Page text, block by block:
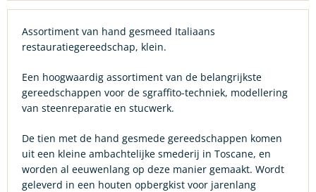
Assortiment van hand gesmeed Italiaans
restauratiegereedschap, klein.
Een hoogwaardig assortiment van de belangrijkste
gereedschappen voor de sgraffito-techniek, modellering
van steenreparatie en stucwerk.
De tien met de hand gesmede gereedschappen komen
uit een kleine ambachtelijke smederij in Toscane, en
worden al eeuwenlang op deze manier gemaakt. Wordt
geleverd in een houten opbergkist voor jarenlang